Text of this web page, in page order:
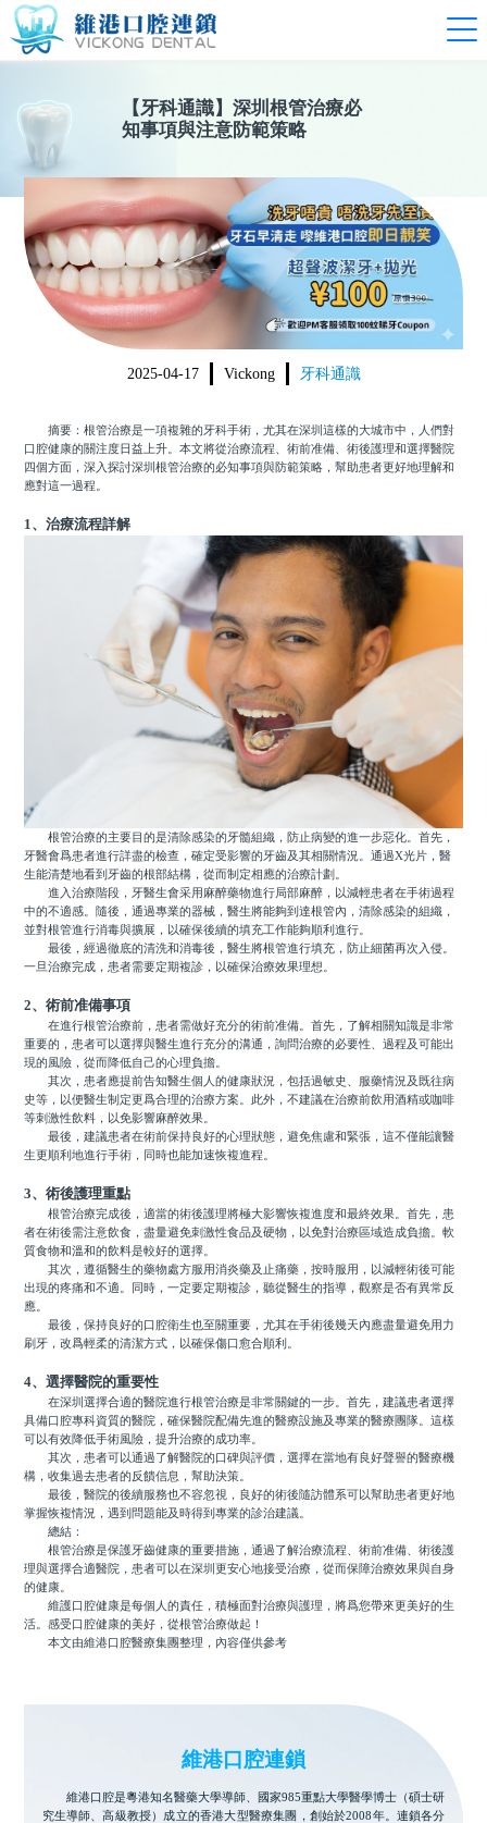
【 牙科通識】 深圳根管治療必
知事項與注意防範策略
2025-04-17 Vickong 牙科通識
摘要：根管治療是一項複雜的牙科手術，尤其在深圳這樣的大城市中，人們對
口腔健康的關注度日益上升。本文將從治療流程、術前准備、術後護理和選擇醫院
四個方面，深入探討深圳根管治療的必知事項與防範策略，幫助患者更好地理解和
應對這一過程。
1、治療流程詳解
根管治療的主要目的是清除感染的牙髓組織，防止病變的進一步惡化。首先，
牙醫會爲患者進行詳盡的檢查，確定受影響的牙齒及其相關情況。通過X光片，醫
生能清楚地看到牙齒的根部結構，從而制定相應的治療計劃。
進入治療階段，牙醫生會采用麻醉藥物進行局部麻醉，以減輕患者在手術過程
中的不適感。隨後，通過專業的器械，醫生將能夠到達根管內，清除感染的組織，
並對根管進行消毒與擴展，以確保後續的填充工作能夠順利進行。
最後，經過徹底的清洗和消毒後，醫生將根管進行填充，防止細菌再次入侵。
一旦治療完成，患者需要定期複診，以確保治療效果理想。
2、術前准備事項
在進行根管治療前，患者需做好充分的術前准備。首先，了解相關知識是非常
重要的，患者可以選擇與醫生進行充分的溝通，詢問治療的必要性、過程及可能出
現的風險，從而降低自己的心理負擔。
其次，患者應提前告知醫生個人的健康狀況，包括過敏史、服藥情況及既往病
史等，以便醫生制定更爲合理的治療方案。此外，不建議在治療前飲用酒精或咖啡
等刺激性飲料，以免影響麻醉效果。
最後，建議患者在術前保持良好的心理狀態，避免焦慮和緊張，這不僅能讓醫
生更順利地進行手術，同時也能加速恢複進程。
3、術後護理重點
根管治療完成後，適當的術後護理將極大影響恢複進度和最終效果。首先，患
者在術後需注意飲食，盡量避免刺激性食品及硬物，以免對治療區域造成負擔。軟
質食物和溫和的飲料是較好的選擇。
其次，遵循醫生的藥物處方服用消炎藥及止痛藥，按時服用，以減輕術後可能
出現的疼痛和不適。同時，一定要定期複診，聽從醫生的指導，觀察是否有異常反
應。
最後，保持良好的口腔衛生也至關重要，尤其在手術後幾天內應盡量避免用力
刷牙，改爲輕柔的清潔方式，以確保傷口愈合順利。
4、選擇醫院的重要性
在深圳選擇合適的醫院進行根管治療是非常關鍵的一步。首先，建議患者選擇
具備口腔專科資質的醫院，確保醫院配備先進的醫療設施及專業的醫療團隊。這樣
可以有效降低手術風險，提升治療的成功率。
其次，患者可以通過了解醫院的口碑與評價，選擇在當地有良好聲譽的醫療機
構，收集過去患者的反饋信息，幫助決策。
最後，醫院的後續服務也不容忽視，良好的術後隨訪體系可以幫助患者更好地
掌握恢複情況，遇到問題能及時得到專業的診治建議。
總結：
根管治療是保護牙齒健康的重要措施，通過了解治療流程、術前准備、術後護
理與選擇合適醫院，患者可以在深圳更安心地接受治療，從而保障治療效果與自身
的健康。
維護口腔健康是每個人的責任，積極面對治療與護理，將爲您帶來更美好的生
活。感受口腔健康的美好，從根管治療做起！
本文由維港口腔醫療集團整理，內容僅供參考
維港口腔連鎖
維港口腔是粵港知名醫藥大學導師、國家985重點大學醫學博士（碩士研
究生導師、高級教授）成立的香港大型醫療集團，創始於2008年。連鎖各分